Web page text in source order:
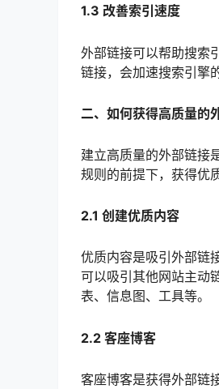
1.3 改善索引速度
外部链接可以帮助搜索
链接，会加速搜索引擎
二、如何获得高质量的
建立高质量的外部链接
规则的前提下，获得优
2.1 创建优质内容
优质内容是吸引外部链
可以吸引其他网站主动
表、信息图、工具等。
2.2 客座博客
客座博客是获得外部链